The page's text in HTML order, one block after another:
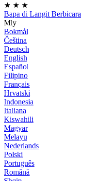
★ ★ ★
Bapa di Langit Berbicara
Mly
Bokmål
Čeština
Deutsch
English
Español
Filipino
Français
Hrvatski
Indonesia
Italiana
Kiswahili
Magyar
Melayu
Nederlands
Polski
Português
Română